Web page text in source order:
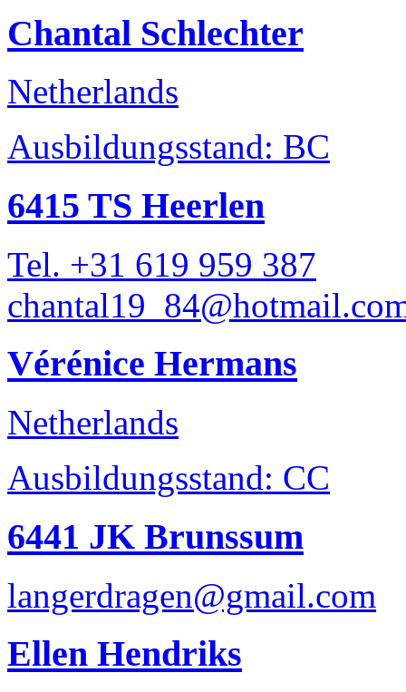
Chantal Schlechter
Netherlands
Ausbildungsstand: BC
6415 TS Heerlen
Tel. +31 619 959 387
Vérénice Hermans
Netherlands
Ausbildungsstand: CC
6441 JK Brunssum
langerdragen@gmail.com
Ellen Hendriks